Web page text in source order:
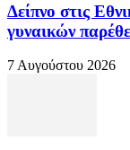
Δείπνο στις
γυναικών
7 Αυγούστου 2026